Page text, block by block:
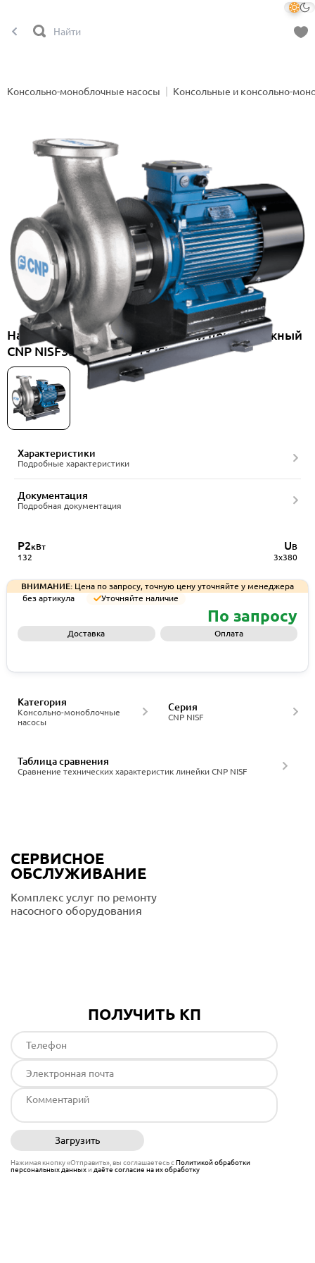
Консольно-моноблочные насосы Консольные и консольно-
Насос консольно-моноблочный центробежный
CNP NISF350-300-315-132SWF
Характеристики
Подробные характеристики
Документация
Подробная документация
P2кВт
132
UВ
3x380
ВНИМАНИЕ: Цена по запросу, точную цену уточняйте у менеджера
без артикула
Уточняйте наличие
По запросу
Доставка Оплата
Консольно-моноблочные
насосы
Категория
CNP NISF
Серия
Сравнение технических характеристик линейки CNP NISF
Таблица сравнения
СЕРВИСНОЕ
ОБСЛУЖИВАНИЕ
Комплекс услуг по ремонту
насосного оборудования
ПОЛУЧИТЬ КП
Загрузить
Нажимая кнопку «Отправить», вы соглашаетесь сПолитикой обработки
персональных данныхи даёте согласие на их обработку